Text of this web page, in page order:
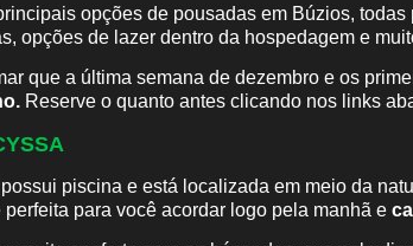
opções de pousadas em Búzios,
opções de lazer dentro da hospedagem e
que a última semana de dezembro e os
Reserve o quanto antes clicando nos links
piscina e está localizada em meio da
perfeita para você acordar logo pela manhã e